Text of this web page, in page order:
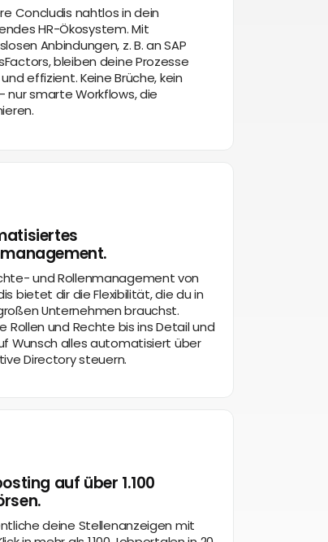
Concludis nahtlos in dein
HR-Ökosystem. Mit
Anbindungen, z. B. an SAP
bleiben deine Prozesse
effizient. Keine Brüche, kein
nur smarte Workflows, die
und Rollenmanagement von
bietet dir die Flexibilität, die du in
Unternehmen brauchst.
Rollen und Rechte bis ins Detail und
Wunsch alles automatisiert über
Directory steuern.
auf über 1.100
deine Stellenanzeigen mit